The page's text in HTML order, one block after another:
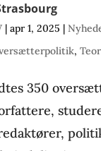
| apr 1, 2025 |
,
350